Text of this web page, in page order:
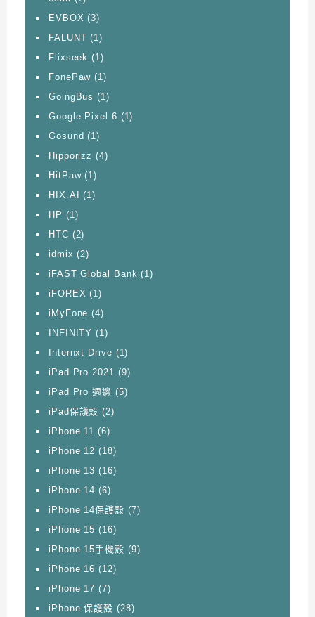
EVBOX (3)
FALUNT (1)
Flixseek (1)
FonePaw (1)
GoingBus (1)
Google Pixel 6 (1)
Gosund (1)
Hipporizz (4)
HitPaw(1)
HIX.AI
(1)
HP (1)
HTC (2)
idmix (2)
iFAST Global Bank (1)
iFOREX (1)
iMyFone (4)
INFINITY (1)
Internxt Drive (1)
iPad Pro 2021 (9)
iPad Pro 週邊 (5)
iPad保護殼 (2)
iPhone 11 (6)
iPhone 12 (18)
iPhone 13 (16)
iPhone 14 (6)
iPhone 14保護殼 (7)
iPhone 15 (16)
iPhone 15手機殼 (9)
iPhone 16 (12)
iPhone 17 (7)
iPhone 保護殼 (28)